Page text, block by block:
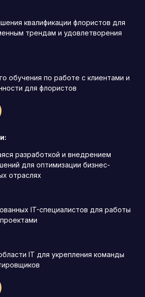
квалификации флористов для
трендам и удовлетворения
обучения по работе с клиентами и
для флористов
разработкой и внедрением
для оптимизации бизнес-
отраслях
IT-специалистов для работы
IT для укрепления команды